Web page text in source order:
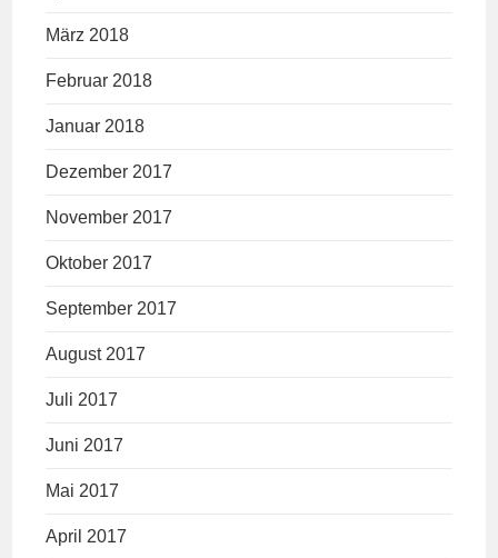
März 2018
Februar 2018
Januar 2018
Dezember 2017
November 2017
Oktober 2017
September 2017
August 2017
Juli 2017
Juni 2017
Mai 2017
April 2017